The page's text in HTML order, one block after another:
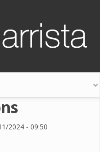
2024 - 09:50